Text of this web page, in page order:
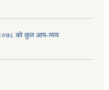
को कुल आय-व्यय